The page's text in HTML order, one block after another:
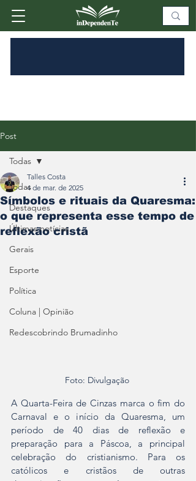
Post
Todas
Destaques
Últimas notícias
Gerais
Esporte
Política
Coluna | Opinião
Redescobrindo Brumadinho
Todas
Símbolos e rituais da Quaresma:
o que representa esse tempo de
reflexão cristã
Talles Costa
4 de mar. de 2025
Foto: Divulgação
A Quarta-Feira de Cinzas marca o fim do
Carnaval e o início da Quaresma, um
período de 40 dias de reflexão e
preparação para a Páscoa, a principal
celebração do cristianismo. Para os
católicos e cristãos de outras